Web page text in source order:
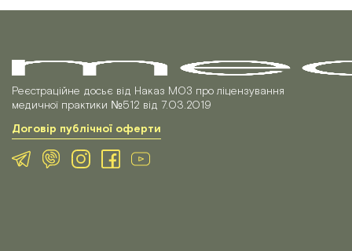
Реєстраційне досьє від Наказ МОЗ про ліцензування
медичної практики №512 від 7.03.2019
Договір публічної оферти